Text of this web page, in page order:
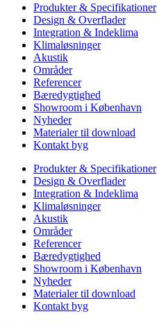
Produkter & Specifikationer
Design & Overflader
Integration & Indeklima
Klimaløsninger
Akustik
Områder
Referencer
Bæredygtighed
Showroom i København
Nyheder
Materialer til download
Kontakt byg
Produkter & Specifikationer
Design & Overflader
Integration & Indeklima
Klimaløsninger
Akustik
Områder
Referencer
Bæredygtighed
Showroom i København
Nyheder
Materialer til download
Kontakt byg